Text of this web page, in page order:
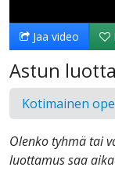
Jaa video
Astun
Kotimainen
Olenko tyhmä tai
luottamus saa